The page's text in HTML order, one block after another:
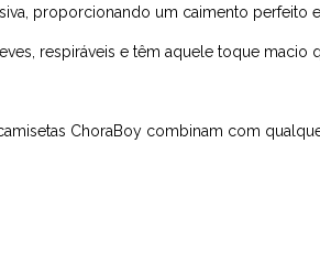
proporcionando um caimento perfeito
respiráveis e têm aquele toque macio
ChoraBoy combinam com